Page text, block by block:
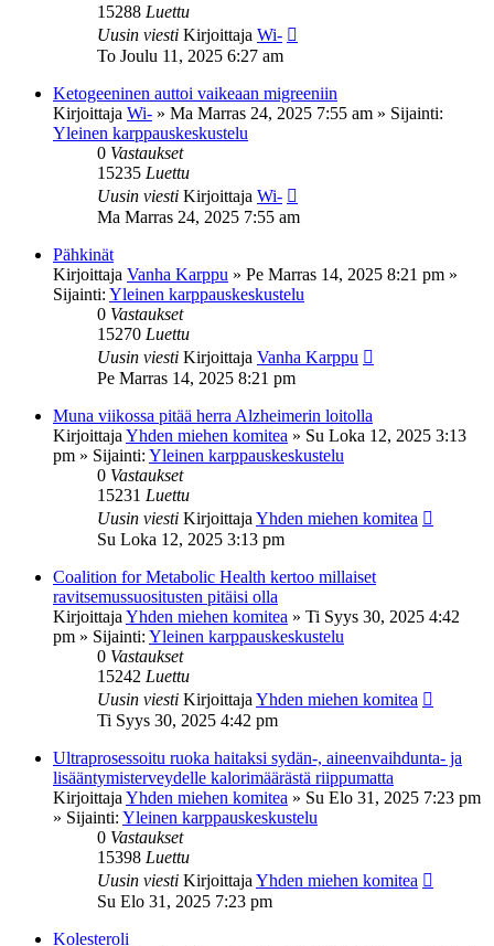
15288 Luettu
Uusin viesti Kirjoittaja Wi-
To Joulu 11, 2025 6:27 am
Ketogeeninen auttoi vaikeaan migreeniin
Kirjoittaja Wi- » Ma Marras 24, 2025 7:55 am » Sijainti:
Yleinen karppauskeskustelu
0 Vastaukset
15235 Luettu
Uusin viesti Kirjoittaja Wi-
Ma Marras 24, 2025 7:55 am
Pähkinät
Kirjoittaja Vanha Karppu » Pe Marras 14, 2025 8:21 pm »
Sijainti: Yleinen karppauskeskustelu
0 Vastaukset
15270 Luettu
Uusin viesti Kirjoittaja Vanha Karppu
Pe Marras 14, 2025 8:21 pm
Muna viikossa pitää herra Alzheimerin loitolla
Kirjoittaja Yhden miehen komitea » Su Loka 12, 2025 3:13
pm » Sijainti: Yleinen karppauskeskustelu
0 Vastaukset
15231 Luettu
Uusin viesti Kirjoittaja Yhden miehen komitea
Su Loka 12, 2025 3:13 pm
Coalition for Metabolic Health kertoo millaiset
ravitsemussuositusten pitäisi olla
Kirjoittaja Yhden miehen komitea » Ti Syys 30, 2025 4:42
pm » Sijainti: Yleinen karppauskeskustelu
0 Vastaukset
15242 Luettu
Uusin viesti Kirjoittaja Yhden miehen komitea
Ti Syys 30, 2025 4:42 pm
Ultraprosessoitu ruoka haitaksi sydän-, aineenvaihdunta- ja
lisääntymisterveydelle kalorimäärästä riippumatta
Kirjoittaja Yhden miehen komitea » Su Elo 31, 2025 7:23 pm
» Sijainti: Yleinen karppauskeskustelu
0 Vastaukset
15398 Luettu
Uusin viesti Kirjoittaja Yhden miehen komitea
Su Elo 31, 2025 7:23 pm
Kolesteroli